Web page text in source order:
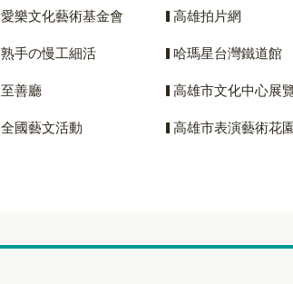
愛樂文化藝術基金會 高雄拍片網
熟手の慢工細活 哈瑪星台灣鐵道館
至善廳 高雄市文化中心展
全國藝文活動 高雄市表演藝術花